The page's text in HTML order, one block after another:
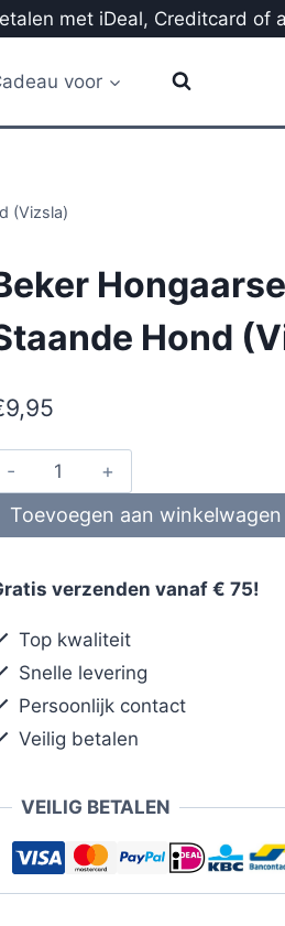
met iDeal, Creditcard of
voor
(Vizsla)
Hongaarse
Hond
9,95
Toevoegen aan winkelwagen
verzenden vanaf € 75!
Top kwaliteit
Snelle levering
Persoonlijk contact
Veilig betalen
VEILIG BETALEN